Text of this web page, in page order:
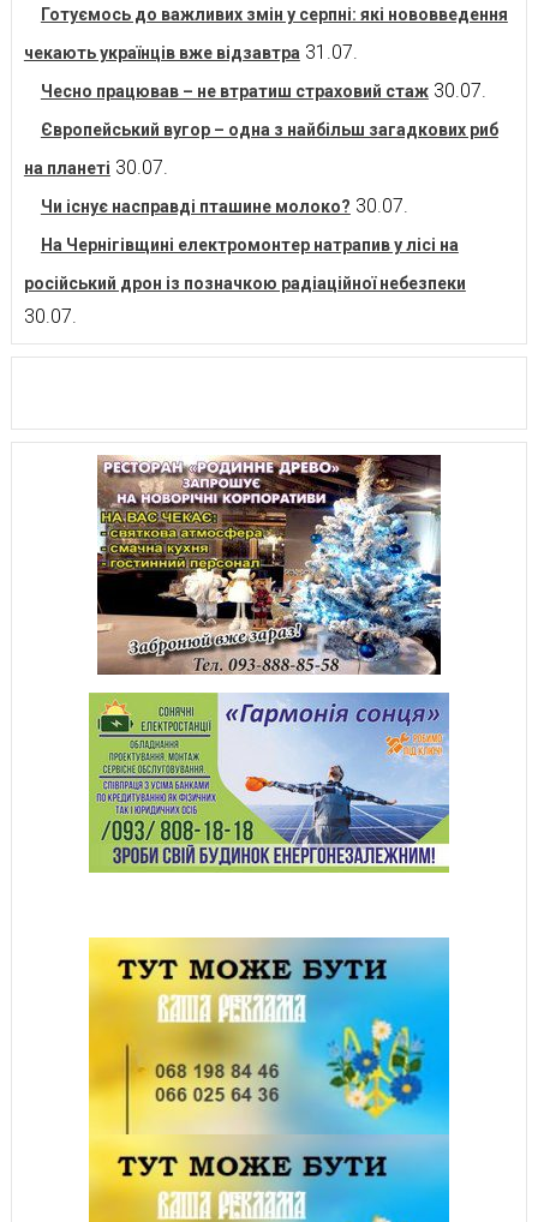
Готуємось до важливих змін у серпні: які нововведення
чекають українців вже відзавтра 31.07.
Чесно працював – не втратиш страховий стаж 30.07.
Європейський вугор – одна з найбільш загадкових риб
на планеті 30.07.
Чи існує насправді пташине молоко? 30.07.
На Чернігівщині електромонтер натрапив у лісі на
російський дрон із позначкою радіаційної небезпеки
30.07.